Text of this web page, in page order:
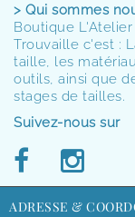
> Qui sommes
Boutique L'Atelier
Trouvaille c'est :
taille, les
outils, ainsi que
stages de tailles.
Suivez-nous sur
ADRESSE &